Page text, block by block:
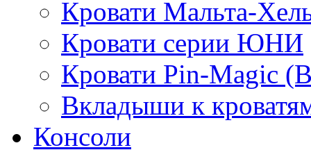
Кровати Мальта-
Кровати серии ЮНИ
Кровати Pin-Magic
Вкладыши к
Консоли